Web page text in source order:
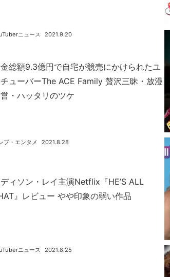
総額9.3億円で自宅が競売にかけられたユ
ューバーThe ACE Family 贅沢三昧・放漫
・ハッタリのツケ
2021.9.20
ニュース
ィソン・レイ主演Netflix『HE’S ALL
』レビュー やや印象の弱い作品
2021.8.28
ブ・エンタメ
2021.8.25
ニュース